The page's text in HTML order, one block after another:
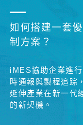
如何搭建一套
制方案？
iMES協助企業進
時通報與製程追踪
延伸產業在新一代
的新契機。